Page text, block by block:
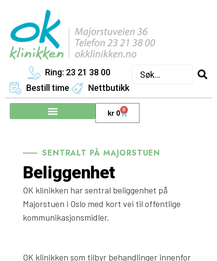
Ring: 23 21 38 00
Bestill time
Nettbutikk
kr 0 0
SENTRALT PÅ MAJORSTUEN
Beliggenhet
OK klinikken harsentral beliggenhet på
Majorstuen i Oslo med kort vei til offentlige
kommunikasjonsmidler.
OK klinikken som tilbyr behandlinger innenfor